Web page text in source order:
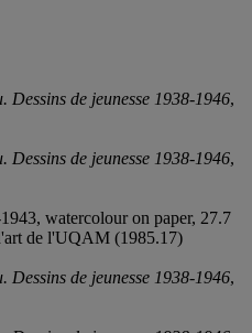
Dessins de jeunesse 1938-1946,
Dessins de jeunesse 1938-1946,
watercolour on paper, 27.7
de l'UQAM (1985.17)
Dessins de jeunesse 1938-1946,